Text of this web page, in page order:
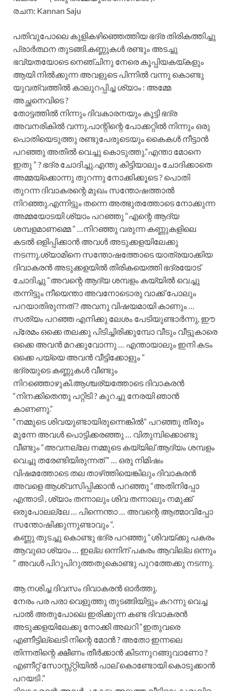
രചന: Kannan Saju
പതിവുപോലെ കുളികഴിഞ്ഞെത്തിയ ഭദ്ര തിരികത്തിച്ചു
പ്രാർത്ഥന തുടങ്ങി.കണ്ണുകൾ രണ്ടും അടച്ചു
ഭവ്യതയോടെ നെഞ്ചിനു നേരെ കൂപ്പിയകയ്കളും
ആയി നിൽക്കുന്ന അവളുടെ പിന്നിൽ വന്നു കൊണ്ടു
യുവത്വത്തിൽ കാലുറപ്പിച്ച ശ്യാം : അമ്മേ
അച്ഛനെവിടെ ?
തോട്ടത്തിൽ നിന്നും ദിവകാരനയും കൂട്ടി ഭദ്ര
അവനരികിൽ വന്നു.പാന്റിന്റെ പോക്കറ്റിൽ നിന്നും ഒരു
പൊതിയെടുത്തു രണ്ടുപേരുടെയും കൈകൾ നീട്ടാൻ
പറഞ്ഞു അതിൽ വെച്ചു കൊടുത്തു.”എന്താ മോനെ
ഇതു ” ? ഭദ്ര ചോദിച്ചു.എന്തു കിട്ടിയാലും ചോദിക്കാതെ
അമ്മയ്ക്കൊന്നു തുറന്നു നോക്കിക്കൂടെ ? പൊതി
തുറന്ന ദിവാകരന്റെ മുഖം സന്തോഷത്താൽ
നിറഞ്ഞു.എന്നിട്ടും തന്നെ അത്ഭുതത്തോടെ നോക്കുന്ന
അമ്മയോടയി ശ്യാം പറഞ്ഞു “എന്റെ ആദ്യ
ശമ്പളമാണമ്മെ ” …നിറഞ്ഞു വരുന്ന കണ്ണുകളിലെ
കടൽ ഒളിപ്പിക്കാൻ അവൾ അടുക്കളയിലേക്കു
നടന്നു.ശ്യാമിനെ സന്തോഷത്തോടെ യാത്രയാക്കിയ
ദിവാകരൻ അടുക്കളയിൽ തിരികയെത്തി ഭദ്രയോട്
ചോദിച്ചു “അവന്റെ ആദ്യ ശമ്പളം കയ്യിൽ വെച്ചു
തന്നിട്ടും നീയെന്താ അവനോടൊരു വാക്ക് പോലും
പറയാതിരുന്നത് ? അവനു വിഷയമായി കാണും …
സത്യം പറഞ്ഞ എനിക്കു ലേശം പേടിയുണ്ടാർന്നു, ഈ
പ്രേമം ഒക്കെ തലക്കു പിടിച്ചിരിക്കുമ്പോ വീടും വീട്ടുകാരെ
ഒക്കെ അവൻ മറക്കുവോന്നു … എന്തായാലും ഇനി കടം
ഒക്കെ പയ്യെ അവൻ വീട്ടിക്കോളും ”
ഭദ്രയുടെ കണ്ണുകൾ വീണ്ടും
നിറഞ്ഞൊഴുകി.ആശ്ചര്യത്തോടെ ദിവാകരൻ
“നിനക്കിതെന്തു പറ്റിടി ? കുറച്ചു നേരയി ഞാൻ
കാണണു.”
“നമ്മുടെ ശിവയുണ്ടായിരുന്നെങ്കിൽ” പറഞ്ഞു തീരും
മുന്നേ അവൾ പൊട്ടിക്കരഞ്ഞു … വിതുമ്പിക്കൊണ്ടു
വീണ്ടും “അവനല്ലേ നമ്മുടെ കയ്യില് ആദ്യം ശമ്പളം
വെച്ചു തരേണ്ടിയിരുന്നത് ” … ഒരു നിമിഷം
വിഷമത്തോടെ തല താഴ്‌ത്തിയെങ്കിലും ദിവാകരൻ
അവളെ ആശ്വസിപ്പിക്കാൻ പറഞ്ഞു “അതിനിപ്പോ
എന്താടി , ശ്യാം തന്നാലും ശിവ തന്നാലും നമുക്ക്
ഒരുപോലല്ലേ … പിന്നെന്താ … അവന്റെ ആത്മാവിപ്പോ
സന്തോഷിക്കുന്നുണ്ടാവും “.
കണ്ണു തുടച്ചു കൊണ്ടു ഭദ്ര പറഞ്ഞു “ശിവയ്ക്കു പകരം
ആവുഓ ശ്യാം … ഇല്ല ഒന്നിന് പകരം ആവില്ല ഒന്നും
” അവൾ പിറുപിറുത്തതുകൊണ്ടു പുറത്തേക്കു നടന്നു.
ആ നശിച്ച ദിവസം ദിവാകരൻ ഓർത്തു.
നേരം പര പരാ വെളുത്തു തുടങ്ങിയിട്ടും കറന്നു വെച്ച
പാൽ അതുപോലെ ഇരിക്കുന്ന കണ്ട ദിവാകരൻ
അടുക്കളയിലേക്കു നോക്കി അലറി “ഇതുവരെ
എണീട്ടില്ലെടി നിന്റെ മോൻ ? അതോ ഇന്നലെ
തിന്നതിന്റെ ക്ഷീണം തീർക്കാൻ കിടന്നുറങ്ങുവാണോ ?
എണീറ്റ് സോസ്സ്റ്റിയിൽ പാല് കൊണ്ടോയി കൊടുക്കാൻ
പറയടി .”